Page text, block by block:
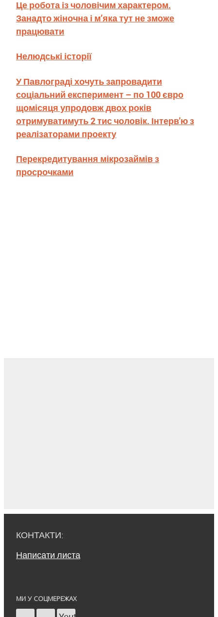
Це робота із чоловічим характером.
Занадто жіночна і м’яка тут не зможе
працювати
Нелюдські історії
У Павлограді хочуть запровадити
соціальний експеримент – по 100 євро
щомісяця упродовж двох років
отримуватимуть 2 тис чоловік. Інтерв'ю з
реалізаторами проекту
Перекредитування мікрозаймів з
просрочками
КОНТАКТИ:
Написати листа
МИ У СОЦМЕРЕЖАХ